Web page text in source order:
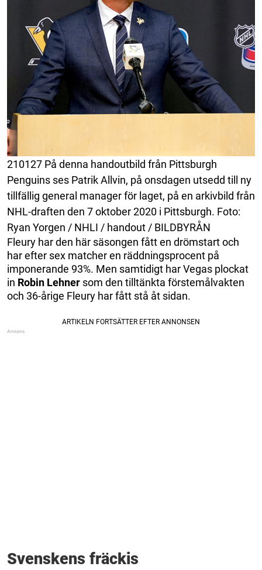
210127 På denna handoutbild från Pittsburgh
Penguins ses Patrik Allvin, på onsdagen utsedd till ny
tillfällig general manager för laget, på en arkivbild från
NHL-draften den 7 oktober 2020 i Pittsburgh. Foto:
Ryan Yorgen / NHLI / handout / BILDBYRÅN
Fleury har den här säsongen fått en drömstart och
har efter sex matcher en räddningsprocent på
imponerande 93%. Men samtidigt har Vegas plockat
in Robin Lehner som den tilltänkta förstemålvakten
och 36-årige Fleury har fått stå åt sidan.
Svenskens fräckis